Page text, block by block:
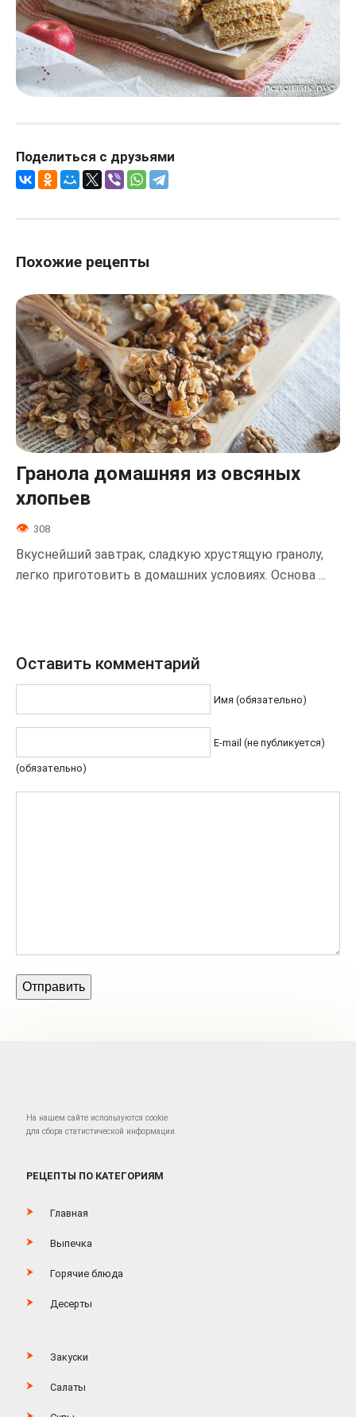
Поделиться с друзьями
Похожие рецепты
Гранола домашняя из овсяных
хлопьев
308
Вкуснейший завтрак, сладкую хрустящую гранолу,
легко приготовить в домашних условиях. Основа ...
Оставить комментарий
Имя (обязательно)
E-mail (не публикуется)
(обязательно)
На нашем сайте используются cookie
для сбора статистической информации.
РЕЦЕПТЫ ПО КАТЕГОРИЯМ
Главная
Выпечка
Горячие блюда
Десерты
Закуски
Салаты